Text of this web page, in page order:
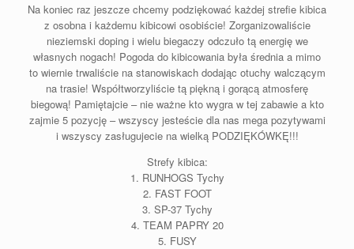
Na koniec raz jeszcze chcemy podziękować każdej strefie kibica
z osobna i każdemu kibicowi osobiście! Zorganizowaliście
nieziemski doping i wielu biegaczy odczuło tą energię we
własnych nogach! Pogoda do kibicowania była średnia a mimo
to wiernie trwaliście na stanowiskach dodając otuchy walczącym
na trasie! Współtworzyliście tą piękną i gorącą atmosferę
biegową! Pamiętajcie – nie ważne kto wygra w tej zabawie a kto
zajmie 5 pozycję – wszyscy jesteście dla nas mega pozytywami
i wszyscy zasługujecie na wielką PODZIĘKÓWKĘ!!!
Strefy kibica:
1. RUNHOGS Tychy
2. FAST FOOT
3. SP-37 Tychy
4. TEAM PAPRY 20
5. FUSY